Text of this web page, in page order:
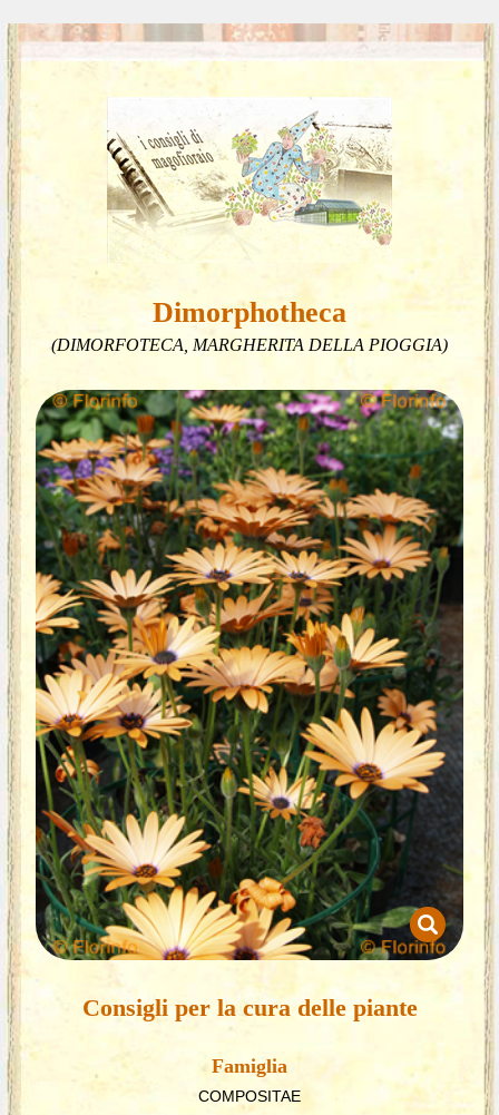
Dimorphotheca
(DIMORFOTECA, MARGHERITA DELLA PIOGGIA)
Consigli per la cura delle piante
Famiglia
COMPOSITAE